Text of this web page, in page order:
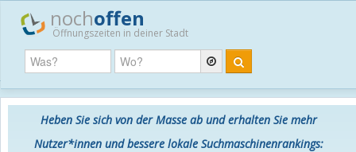
nochoffen
Öffnungszeiten in deiner Stadt
Heben Sie sich von der Masse ab und erhalten Sie mehr
Nutzer*innen und bessere lokale Suchmaschinenrankings: